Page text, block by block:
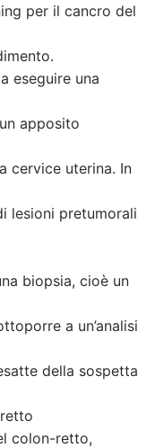
per il cancro del
eseguire una
apposito
cervice uterina. In
lesioni pretumorali
biopsia, cioè un
a un’analisi
della sospetta
colon-retto,